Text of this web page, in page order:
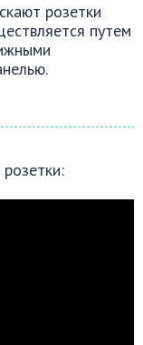
розетки
путем